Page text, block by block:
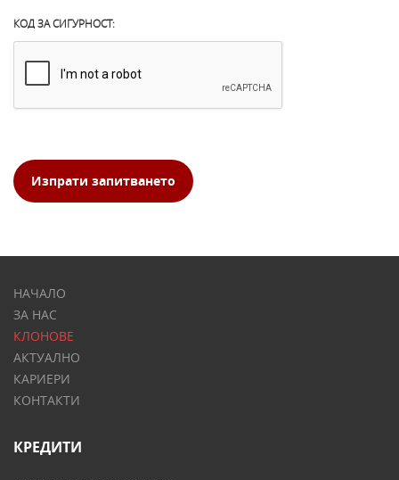
КОД ЗА СИГУРНОСТ:
Изпрати запитването
НАЧАЛО
ЗА НАС
КЛОНОВЕ
АКТУАЛНО
КАРИЕРИ
КОНТАКТИ
КРЕДИТИ